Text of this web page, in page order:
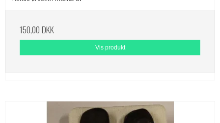
150,00 DKK
Vis produkt